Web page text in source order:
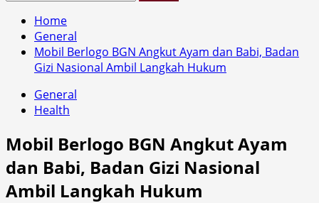
Home
General
Mobil Berlogo BGN Angkut Ayam dan Babi, Badan
Gizi Nasional Ambil Langkah Hukum
General
Health
Mobil Berlogo BGN Angkut Ayam
dan Babi, Badan Gizi Nasional
Ambil Langkah Hukum